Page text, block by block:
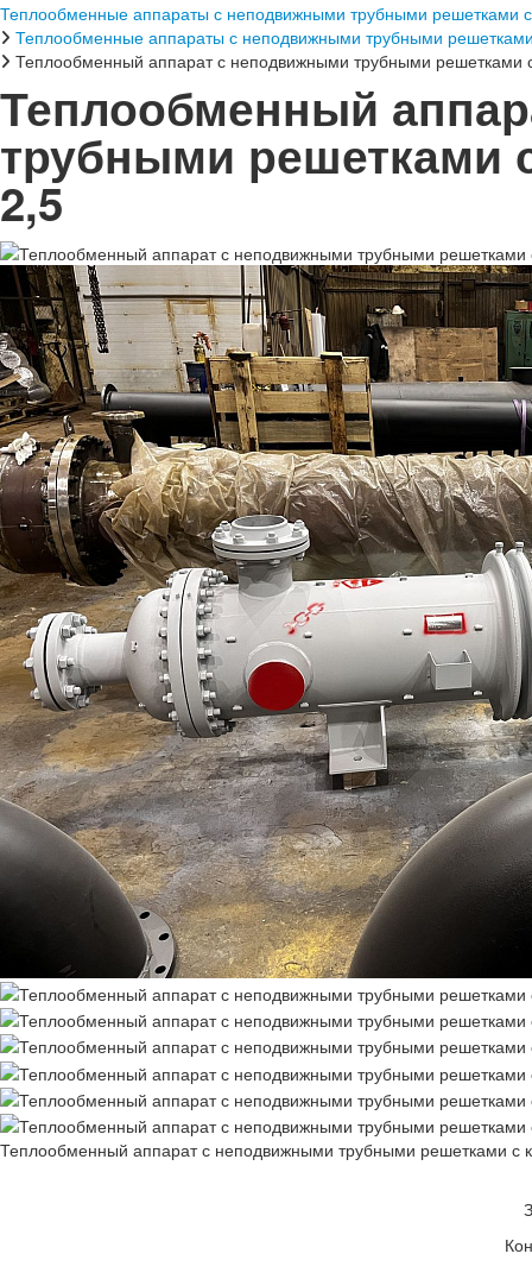
Теплообменные аппараты с неподвижными трубными решетками
Теплообменные аппараты с неподвижными трубными
Теплообменный аппарат с неподвижными трубными решетками
Теплообменный
трубными решетками
2,5
Теплообменный аппарат с неподвижными трубными решетками с